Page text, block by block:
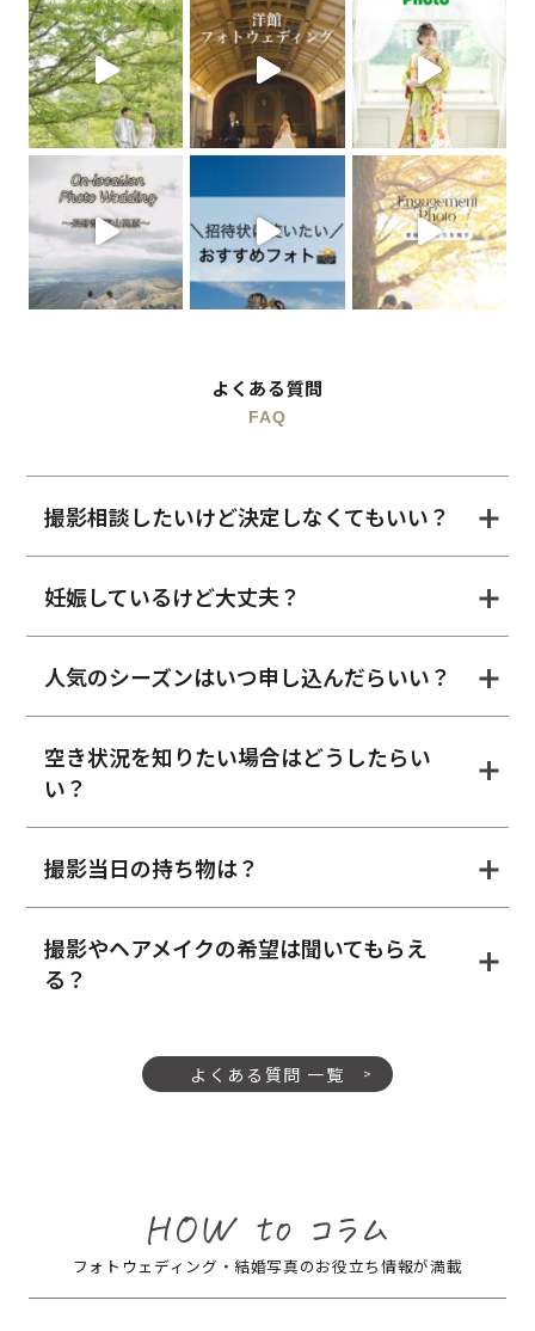
よくある質問
FAQ
撮影相談したいけど決定しなくてもいい？
妊娠しているけど大丈夫？
人気のシーズンはいつ申し込んだらいい？
空き状況を知りたい場合はどうしたらい
い？
撮影当日の持ち物は？
撮影やヘアメイクの希望は聞いてもらえ
る？
よくある質問 一覧
フォトウェディング・結婚写真のお役立ち情報が満載